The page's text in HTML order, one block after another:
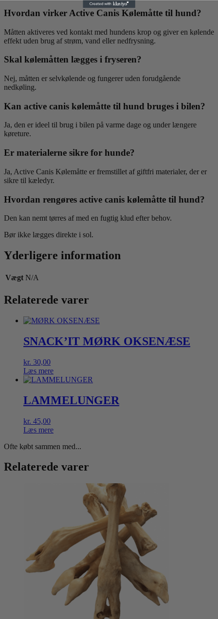
Hvordan virker Active Canis Kølemåtte til hund?
Måtten aktiveres ved kontakt med hundens krop og giver en kølende
effekt uden brug af strøm, vand eller nedfrysning.
Skal kølemåtten lægges i fryseren?
Nej, måtten er selvkølende og fungerer uden forudgående
nedkøling.
Kan active canis kølemåtte til hund bruges i bilen?
Ja, den er ideel til brug i bilen på varme dage og under længere
køreture.
Er materialerne sikre for hunde?
Ja, Active Canis Kølemåtte er fremstillet af giftfri materialer, der er
sikre til kæledyr.
Hvordan rengøres active canis kølemåtte til hund?
Den kan nemt tørres af med en fugtig klud efter behov.
Bør ikke lægges direkte i sol.
Yderligere information
Vægt N/A
Relaterede varer
SNACK’IT MØRK OKSENÆSE
kr. 30,00
Læs mere
LAMMELUNGER
kr. 45,00
Læs mere
Ofte købt sammen med...
Relaterede varer